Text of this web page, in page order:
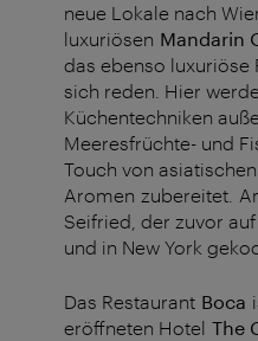
neue Lokale nach
luxuriösen Mandarin
das ebenso luxuriöse
sich reden. Hier
Küchentechniken
Meeresfrüchte- und
Touch von asiatischen
Aromen zubereitet.
Seifried, der zuvor
und in New York
Das Restaurant Boca
eröffneten Hotel The